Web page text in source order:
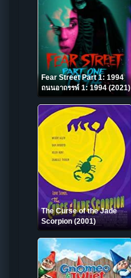
Fear Street Part 1: 1994
ถนนอาถรรพ์ 1: 1994 (2021)
The Curse of the Jade
Scorpion (2001)